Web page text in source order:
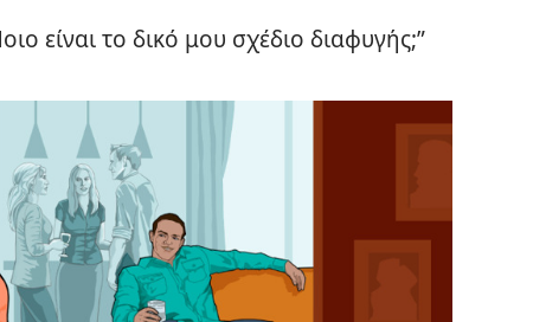
είναι το δικό μου σχέδιο διαφυγής;”